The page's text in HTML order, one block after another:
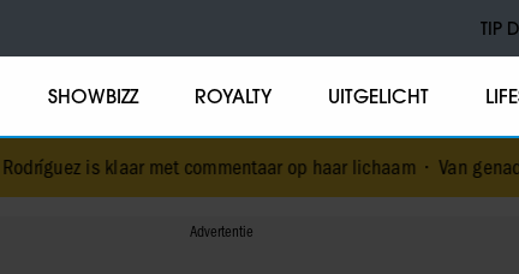
TIP
SHOWBIZZ ROYALTY UITGELICHT
met commentaar op haar lichaam•Van genadeloze